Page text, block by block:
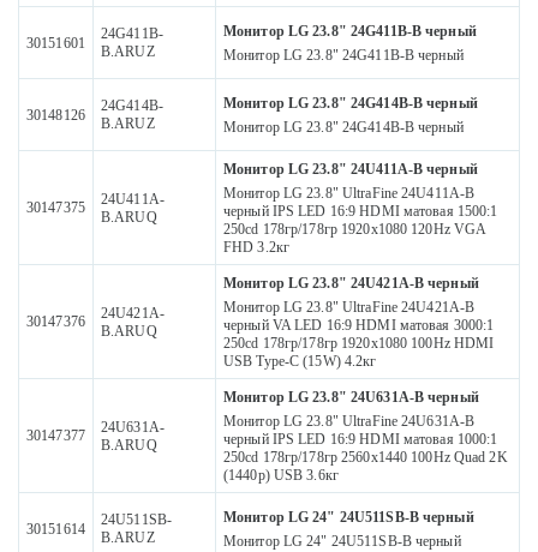
30151601
24G411B-
B.ARUZ
Монитор LG 23.8" 24G411B-B черный
Монитор LG 23.8" 24G411B-B черный
30148126
24G414B-
B.ARUZ
Монитор LG 23.8" 24G414B-B черный
Монитор LG 23.8" 24G414B-B черный
30147375
24U411A-
B.ARUQ
Монитор LG 23.8" 24U411A-B черный
Монитор LG 23.8" UltraFine 24U411A-B
черный IPS LED 16:9 HDMI матовая 1500:1
250cd 178гр/178гр 1920x1080 120Hz VGA
FHD 3.2кг
30147376
24U421A-
B.ARUQ
Монитор LG 23.8" 24U421A-B черный
Монитор LG 23.8" UltraFine 24U421A-B
черный VA LED 16:9 HDMI матовая 3000:1
250cd 178гр/178гр 1920x1080 100Hz HDMI
USB Type-C (15W) 4.2кг
30147377
24U631A-
B.ARUQ
Монитор LG 23.8" 24U631A-B черный
Монитор LG 23.8" UltraFine 24U631A-B
черный IPS LED 16:9 HDMI матовая 1000:1
250cd 178гр/178гр 2560x1440 100Hz Quad 2K
(1440p) USB 3.6кг
30151614
24U511SB-
B.ARUZ
Монитор LG 24" 24U511SB-B черный
Монитор LG 24" 24U511SB-B черный